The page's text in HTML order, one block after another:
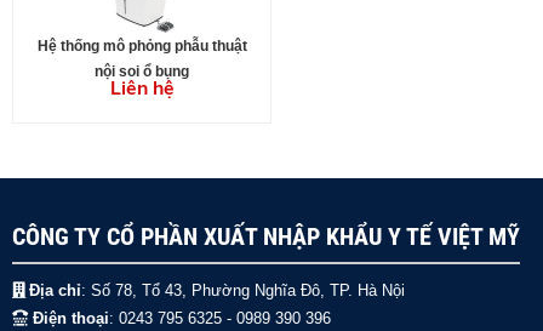
Hệ thống mô phỏng phẫu thuật
nội soi ổ bụng
Liên hệ
CÔNG TY CỔ PHẦN XUẤT NHẬP KHẨU Y TẾ VIỆT MỸ
Địa chỉ: Số 78, Tổ 43, Phường Nghĩa Đô, TP. Hà Nội
Điện thoại: 0243 795 6325 - 0989 390 396